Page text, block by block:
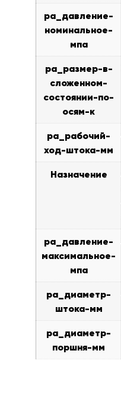
pa_давление-
номинальное-
мпа
pa_размер-в-
сложенном-
состоянии-по-
осям-к
pa_рабочий-
ход-штока-мм
Назначение
pa_давление-
максимальное-
мпа
pa_диаметр-
штока-мм
pa_диаметр-
поршня-мм